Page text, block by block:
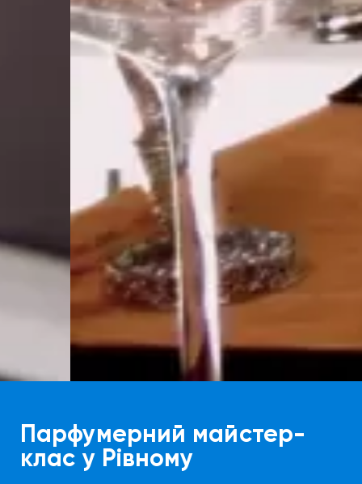
Парфумерний майстер-
клас у Рівному